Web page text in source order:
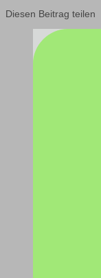
Diesen Beitrag teilen